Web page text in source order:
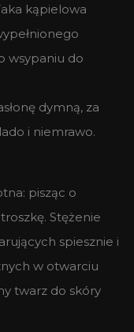
kąpielowa
wsypaniu do
dymną, za
i niemrawo.
pisząc o
Stężenie
spiesznie i
w otwarciu
twarz do skóry